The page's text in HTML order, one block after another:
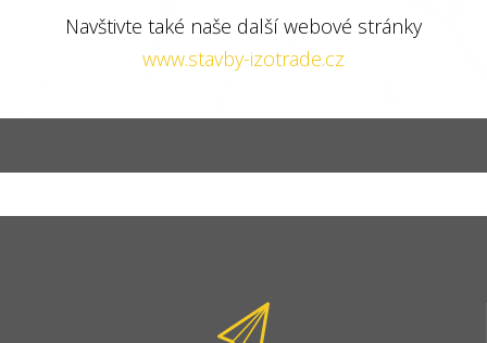
Navštivte také naše další webové stránky
www.stavby-izotrade.cz